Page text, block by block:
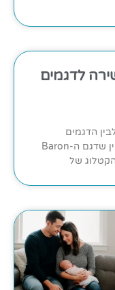
ישירה לדגמים
שמתלבט בין דגם ברויל קינג 420 לבין הדגמים
האחרים בטווח המחיר שלו, צריך להבין שדגם ה-Baron